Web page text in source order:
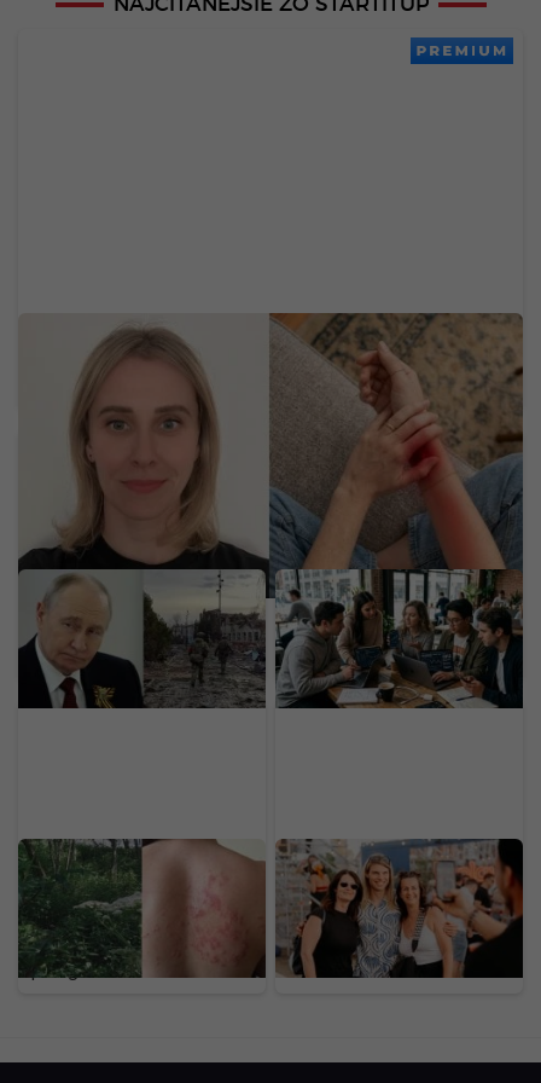
NAJČÍTANEJŠIE ZO STARTITUP
PREMIUM
Neurologička odporúča metódu 60-5-3-30:
Mravčenie v končatinách môže byť neškodnou
reakciou na tlak, ale aj varovným signálom
Putin chystá anexiu v
ďalšej krajine. Štyri štáty
NATO varujú pred
hrozbou pre Európu
Dôchodok už v 20-ke:
Generácia Z odmieta
drieť do staroby, zavádza
nový trend
Na Slovensku sa šíri
nebezpečný gigant z
Kaukazu: Pozor na
rastlinu, ktorej dotyk
spôsobuje bolestivé
pľuzgiere
Nájdeš sa na našich
fotkách? Toto je
LOVESTREAM deň druhý
očami našej redakcie
(FOTOGALÉRIA)